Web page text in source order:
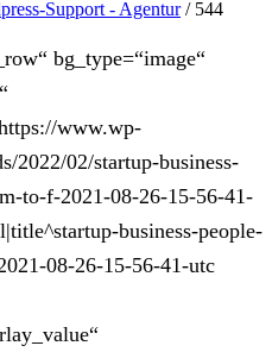
Support - Agentur / 544
bg_type=“image“
www.wp-
2022/02/startup-business-
to-f-2021-08-26-15-56-41-
business-people-
08-26-15-56-41-utc